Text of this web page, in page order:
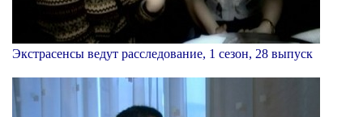
Экстрасенсы ведут расследование, 1 сезон, 28 выпуск